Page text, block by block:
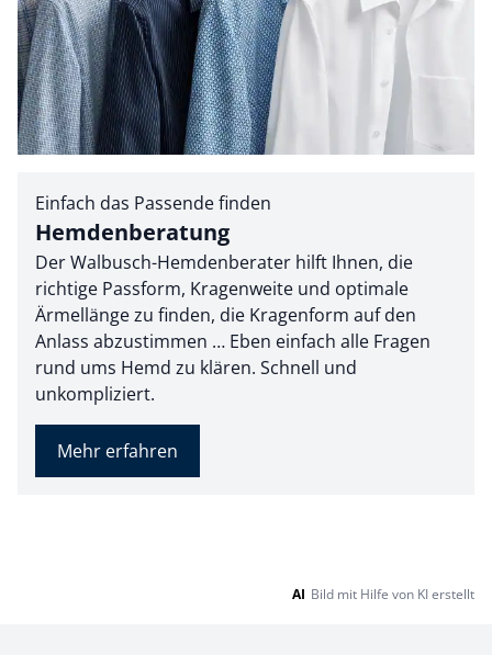
Einfach das Passende finden
Hemdenberatung
Der Walbusch-Hemdenberater hilft Ihnen, die
richtige Passform, Kragenweite und optimale
Ärmellänge zu finden, die Kragenform auf den
Anlass abzustimmen … Eben einfach alle Fragen
rund ums Hemd zu klären. Schnell und
unkompliziert.
Mehr erfahren
AI Bild mit Hilfe von KI erstellt